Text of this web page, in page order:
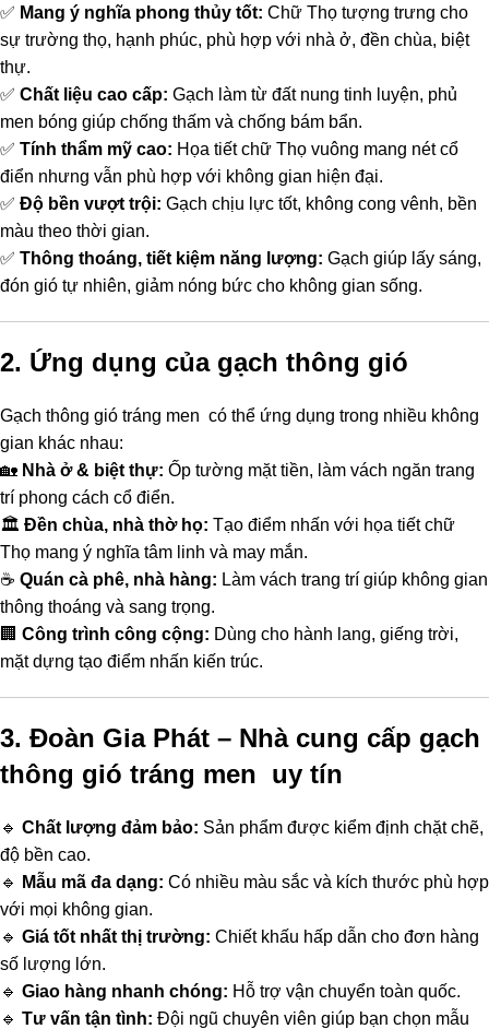
✅ Mang ý nghĩa phong thủy tốt: Chữ Thọ tượng trưng cho
sự trường thọ, hạnh phúc, phù hợp với nhà ở, đền chùa, biệt
thự.
✅ Chất liệu cao cấp: Gạch làm từ đất nung tinh luyện, phủ
men bóng giúp chống thấm và chống bám bẩn.
✅ Tính thẩm mỹ cao: Họa tiết chữ Thọ vuông mang nét cổ
điển nhưng vẫn phù hợp với không gian hiện đại.
✅ Độ bền vượt trội: Gạch chịu lực tốt, không cong vênh, bền
màu theo thời gian.
✅ Thông thoáng, tiết kiệm năng lượng: Gạch giúp lấy sáng,
đón gió tự nhiên, giảm nóng bức cho không gian sống.
2. Ứng dụng của gạch thông gió
Gạch thông gió tráng men có thể ứng dụng trong nhiều không
gian khác nhau:
🏡 Nhà ở & biệt thự: Ốp tường mặt tiền, làm vách ngăn trang
trí phong cách cổ điển.
🏛 Đền chùa, nhà thờ họ: Tạo điểm nhấn với họa tiết chữ
Thọ mang ý nghĩa tâm linh và may mắn.
☕ Quán cà phê, nhà hàng: Làm vách trang trí giúp không gian
thông thoáng và sang trọng.
🏢 Công trình công cộng: Dùng cho hành lang, giếng trời,
mặt dựng tạo điểm nhấn kiến trúc.
3. Đoàn Gia Phát – Nhà cung cấp gạch
thông gió tráng men uy tín
🔹 Chất lượng đảm bảo: Sản phẩm được kiểm định chặt chẽ,
độ bền cao.
🔹
Mẫu mã đa dạng: Có nhiều màu sắc và kích thước phù hợp
với mọi không gian.
🔹 Giá tốt nhất thị trường: Chiết khấu hấp dẫn cho đơn hàng
số lượng lớn.
🔹 Giao hàng nhanh chóng: Hỗ trợ vận chuyển toàn quốc.
🔹 Tư vấn tận tình: Đội ngũ chuyên viên giúp bạn chọn mẫu